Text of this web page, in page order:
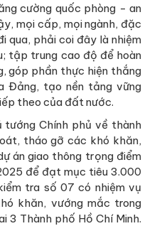
cường quốc phòng - an
mọi cấp, mọi ngành, đặc
qua, phải coi đây là nhiệm
tập trung cao độ để hoàn
góp phần thực hiện thắng
Đảng, tạo nền tảng vững
theo của đất nước.
tướng Chính phủ về thành
tháo gỡ các khó khăn,
án giao thông trọng điểm
để đạt mục tiêu 3.000
tra số 07 có nhiệm vụ
khăn, vướng mắc trong
3 Thành phố Hồ Chí Minh.